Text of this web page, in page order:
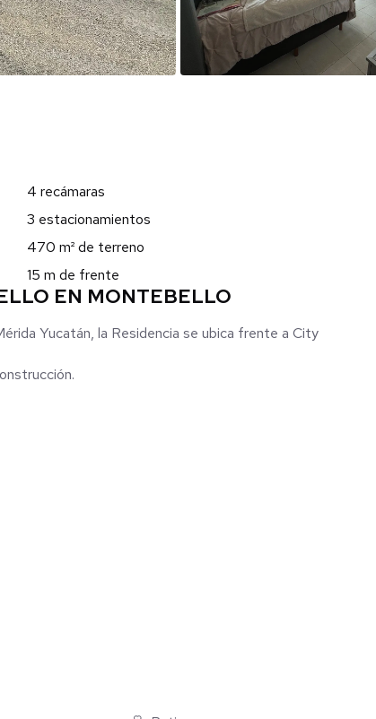
4 recámaras
3 estacionamientos
470 m² de terreno
15 m de frente
EN MONTEBELLO
Yucatán, la Residencia se ubica frente a City